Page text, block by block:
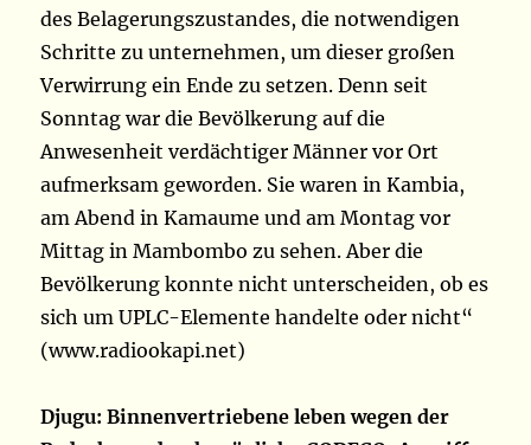
des Belagerungszustandes, die notwendigen
Schritte zu unternehmen, um dieser großen
Verwirrung ein Ende zu setzen. Denn seit
Sonntag war die Bevölkerung auf die
Anwesenheit verdächtiger Männer vor Ort
aufmerksam geworden. Sie waren in Kambia,
am Abend in Kamaume und am Montag vor
Mittag in Mambombo zu sehen. Aber die
Bevölkerung konnte nicht unterscheiden, ob es
sich um UPLC-Elemente handelte oder nicht“
(www.radiookapi.net)
Djugu: Binnenvertriebene leben wegen der